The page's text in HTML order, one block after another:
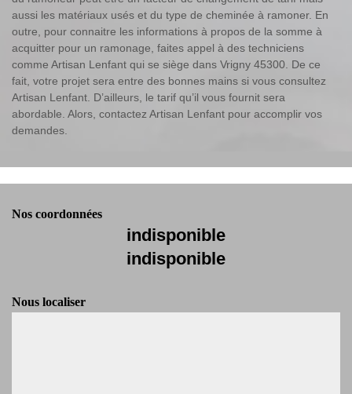
aussi les matériaux usés et du type de cheminée à ramoner. En
outre, pour connaitre les informations à propos de la somme à
acquitter pour un ramonage, faites appel à des techniciens
comme Artisan Lenfant qui se siège dans Vrigny 45300. De ce
fait, votre projet sera entre des bonnes mains si vous consultez
Artisan Lenfant. D’ailleurs, le tarif qu’il vous fournit sera
abordable. Alors, contactez Artisan Lenfant pour accomplir vos
demandes.
Nos coordonnées
indisponible
indisponible
Nous localiser